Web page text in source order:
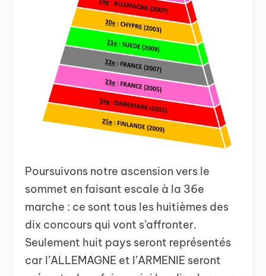
Poursuivons notre ascension vers le
sommet en faisant escale à la 36e
marche : ce sont tous les huitièmes des
dix concours qui vont s’affronter.
Seulement huit pays seront représentés
car l’ALLEMAGNE et l’ARMENIE seront